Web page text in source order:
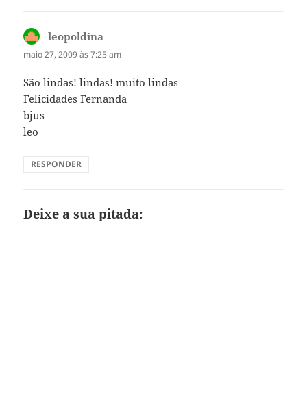
leopoldina
maio 27, 2009 às 7:25 am
São lindas! lindas! muito lindas
Felicidades Fernanda
bjus
leo
RESPONDER
Deixe a sua pitada: